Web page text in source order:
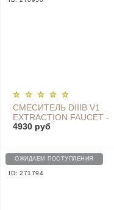
СМЕСИТЕЛЬ DIIIB V1
EXTRACTION FAUCET -
DXMP001
4930 руб
ОЖИДАЕМ ПОСТУПЛЕНИЯ
ID: 271794